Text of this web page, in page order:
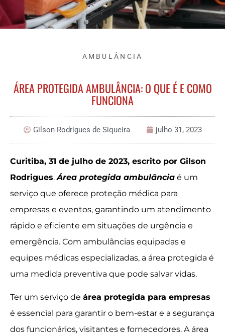
AMBULÂNCIA
ÁREA PROTEGIDA AMBULÂNCIA: O QUE É E COMO
FUNCIONA
Gilson Rodrigues de Siqueira julho 31, 2023
Curitiba, 31 de julho de 2023, escrito por Gilson
Rodrigues.Área protegida ambulância é um
serviço que oferece proteção médica para
empresas e eventos, garantindo um atendimento
rápido e eficiente em situações de urgência e
emergência. Com ambulâncias equipadas e
equipes médicas especializadas, a área protegida é
uma medida preventiva que pode salvar vidas.
Ter um serviço de área protegida para empresas
é essencial para garantir o bem-estar e a segurança
dos funcionários, visitantes e fornecedores. A área